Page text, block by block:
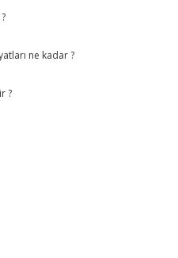
ne kadar ?
?